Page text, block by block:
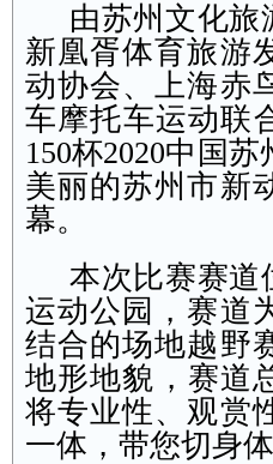
由苏州文化旅
新凰胥体育旅游
动协会、上海赤
车摩托车运动联
150杯2020中国
美丽的苏州市新
幕。
本次比赛赛道
运动公园，赛道
结合的场地越野
地形地貌，赛道
将专业性、观赏
一体，带您切身